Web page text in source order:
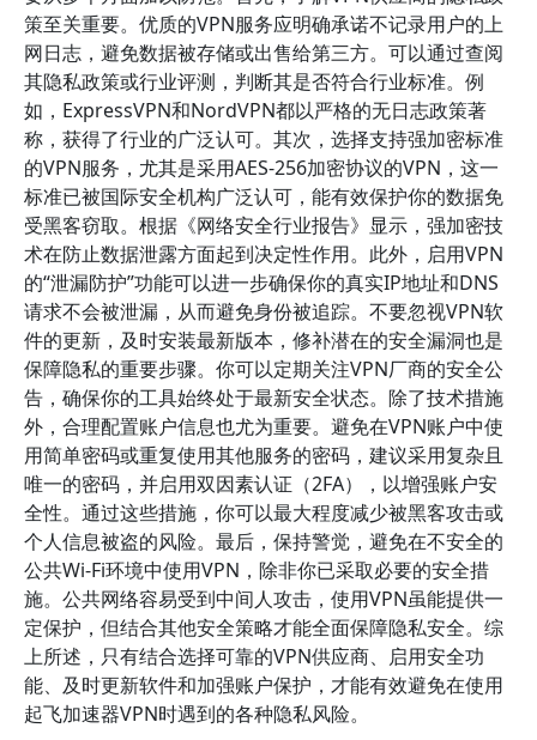
策至关重要。优质的VPN服务应明确承诺不记录用户的上
网日志，避免数据被存储或出售给第三方。可以通过查阅
其隐私政策或行业评测，判断其是否符合行业标准。例
如，ExpressVPN和NordVPN都以严格的无日志政策著
称，获得了行业的广泛认可。其次，选择支持强加密标准
的VPN服务，尤其是采用AES-256加密协议的VPN，这一
标准已被国际安全机构广泛认可，能有效保护你的数据免
受黑客窃取。根据《网络安全行业报告》显示，强加密技
术在防止数据泄露方面起到决定性作用。此外，启用VPN
的“泄漏防护”功能可以进一步确保你的真实IP地址和DNS
请求不会被泄漏，从而避免身份被追踪。不要忽视VPN软
件的更新，及时安装最新版本，修补潜在的安全漏洞也是
保障隐私的重要步骤。你可以定期关注VPN厂商的安全公
告，确保你的工具始终处于最新安全状态。除了技术措施
外，合理配置账户信息也尤为重要。避免在VPN账户中使
用简单密码或重复使用其他服务的密码，建议采用复杂且
唯一的密码，并启用双因素认证（2FA），以增强账户安
全性。通过这些措施，你可以最大程度减少被黑客攻击或
个人信息被盗的风险。最后，保持警觉，避免在不安全的
公共Wi-Fi环境中使用VPN，除非你已采取必要的安全措
施。公共网络容易受到中间人攻击，使用VPN虽能提供一
定保护，但结合其他安全策略才能全面保障隐私安全。综
上所述，只有结合选择可靠的VPN供应商、启用安全功
能、及时更新软件和加强账户保护，才能有效避免在使用
起飞加速器VPN时遇到的各种隐私风险。